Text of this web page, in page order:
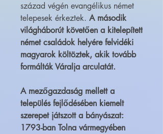
század végén evangélikus német
telepesek érkeztek. A második
világháborút követően a kitelepített
német családok helyére felvidéki
magyarok költöztek, akik tovább
formálták Váralja arculatát.
A mezőgazdaság mellett a
település fejlődésében kiemelt
szerepet játszott a bányászat:
1793-ban Tolna vármegyében